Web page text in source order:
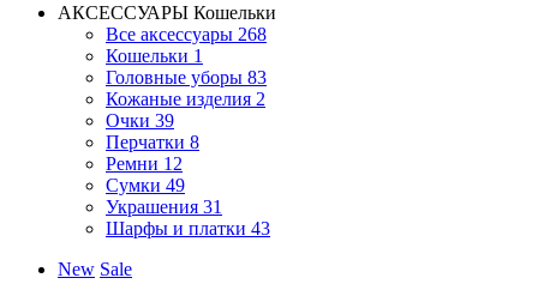
АКСЕССУАРЫ Кошельки
Все аксессуары 268
Кошельки 1
Головные уборы 83
Кожаные изделия 2
Очки 39
Перчатки 8
Ремни 12
Сумки 49
Украшения 31
Шарфы и платки 43
New Sale